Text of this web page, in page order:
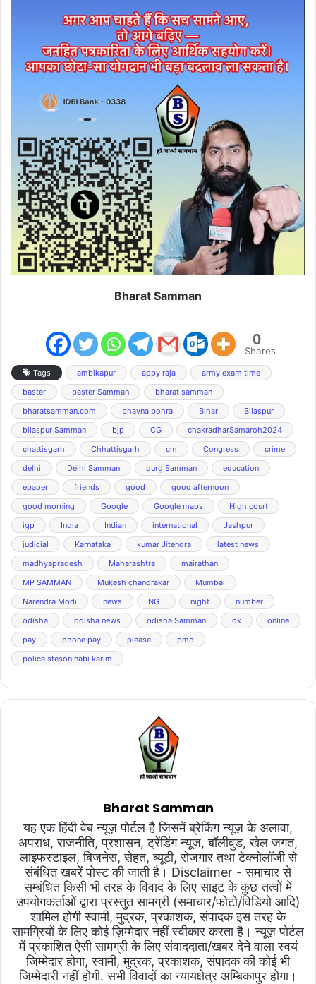
Bharat Samman
0
Shares
Tags ambikapur appy raja
army exam time
baster
baster Samman
bharat samman
bharatsamman.com
bhavna bohra Bihar
Bilaspur
bilaspur Samman
bjp CG
chakradharSamaroh2024
chattisgarh
Chhattisgarh cm Congress
crime
delhi
Delhi Samman durg Samman
education
epaper
friends good
good afternoon
good morning
Google Google maps
High court
igp
India Indian international
Jashpur
judicial
Karnataka kumar Jitendra
latest news
madhyapradesh
Maharashtra
mairathan
MP SAMMAN
Mukesh chandrakar
Mumbai
Narendra Modi
news NGT night
number
odisha
odisha news odisha Samman ok
online
pay
phone pay please
pmo
police steson nabi karim
Bharat Samman
यह एक हिंदी वेब न्यूज़ पोर्टल है जिसमें ब्रेकिंग न्यूज़ के अलावा,
अपराध, राजनीति, प्रशासन, ट्रेंडिंग न्यूज, बॉलीवुड, खेल जगत,
लाइफस्टाइल, बिजनेस, सेहत, ब्यूटी, रोजगार तथा टेक्नोलॉजी से
संबंधित खबरें पोस्ट की जाती है। Disclaimer - समाचार से
सम्बंधित किसी भी तरह के विवाद के लिए साइट के कुछ तत्वों में
उपयोगकर्ताओं द्वारा प्रस्तुत सामग्री (समाचार/फोटो/विडियो आदि)
शामिल होगी स्वामी, मुद्रक, प्रकाशक, संपादक इस तरह के
सामग्रियों के लिए कोई ज़िम्मेदार नहीं स्वीकार करता है। न्यूज़ पोर्टल
में प्रकाशित ऐसी सामग्री के लिए संवाददाता/खबर देने वाला स्वयं
जिम्मेदार होगा, स्वामी, मुद्रक, प्रकाशक, संपादक की कोई भी
जिम्मेदारी नहीं होगी. सभी विवादों का न्यायक्षेत्र अम्बिकापुर होगा।